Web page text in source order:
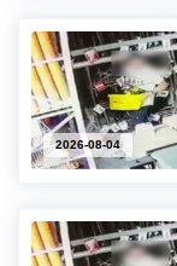
2026-08-04